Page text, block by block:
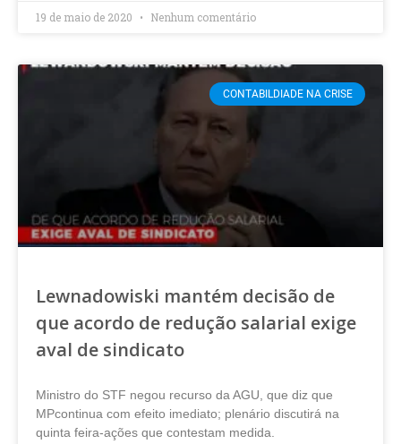
19 de maio de 2020 Nenhum comentário
CONTABILDIADE NA CRISE
Lewnadowiski mantém decisão de
que acordo de redução salarial exige
aval de sindicato
Ministro do STF negou recurso da AGU, que diz que
MPcontinua com efeito imediato; plenário discutirá na
quinta feira-ações que contestam medida.